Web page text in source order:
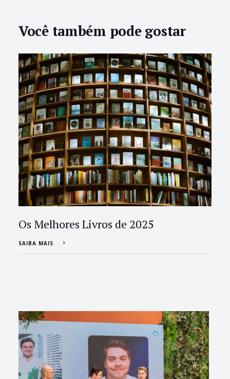
Você também pode gostar
Os Melhores Livros de 2025
SAIBA MAIS